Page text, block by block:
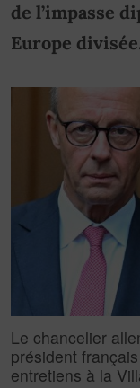
de l’impasse
Europe
Le chancelier
président
entretiens à la